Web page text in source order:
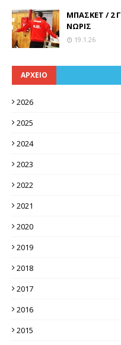
ΜΠΑΣΚΕΤ / 2
ΝΩΡΙΣ
19.1.26
ΑΡΧΕΙΟ
2026
2025
2024
2023
2022
2021
2020
2019
2018
2017
2016
2015